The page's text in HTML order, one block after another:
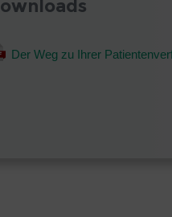
Der Weg zu Ihrer